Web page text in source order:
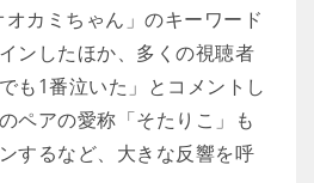
カミちゃん」のキーワード
ンしたほか、多くの視聴者
も1番泣いた」とコメントし
ペアの愛称「そたりこ」も
するなど、大きな反響を呼